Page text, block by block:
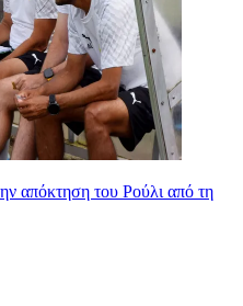
απόκτηση του Ρούλι από τη